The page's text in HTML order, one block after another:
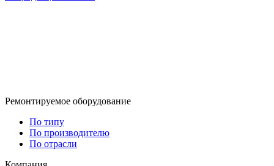
Ремонтируемое оборудование
По типу
По производителю
По отрасли